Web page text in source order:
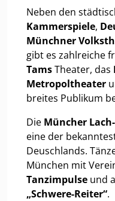
Neben den
Kammerspiele,
Münchner
gibt es zahlreiche
TamsTheater, das
Metropoltheater
breites Publikum
Die Müncher
eine der
Deuschlands.
München mit
Tanzimpulse und
„Schwere-Reiter“.